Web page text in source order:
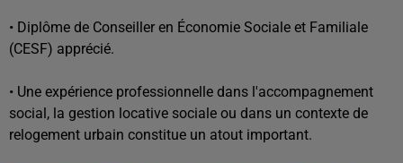
• Diplôme de Conseiller en Économie Sociale et Familiale
(CESF) apprécié.
• Une expérience professionnelle dans l'accompagnement
social, la gestion locative sociale ou dans un contexte de
relogement urbain constitue un atout important.